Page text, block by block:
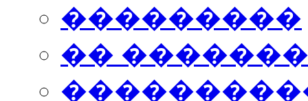
���������
��